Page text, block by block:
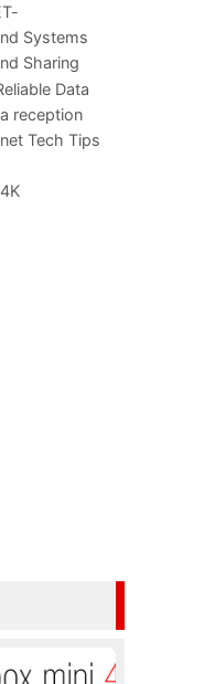
Systems
Sharing
Data
reception
Tech Tips